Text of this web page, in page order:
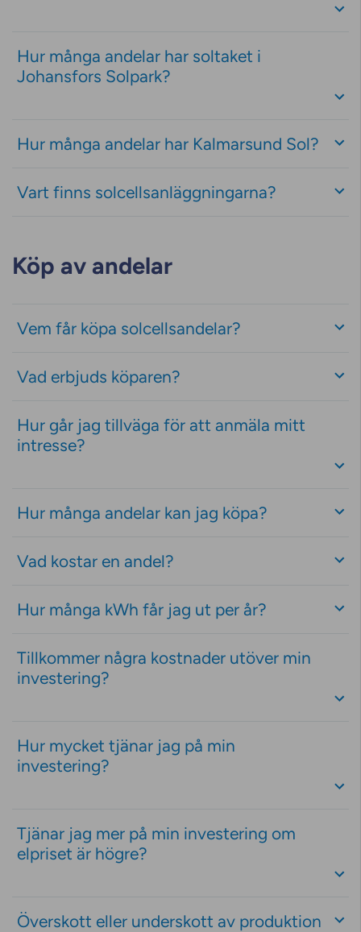
Hur många andelar har soltaket i
Johansfors Solpark?
Hur många andelar har Kalmarsund Sol?
Vart finns solcellsanläggningarna?
Köp av andelar
Vem får köpa solcellsandelar?
Vad erbjuds köparen?
Hur går jag tillväga för att anmäla mitt
intresse?
Hur många andelar kan jag köpa?
Vad kostar en andel?
Hur många kWh får jag ut per år?
Tillkommer några kostnader utöver min
investering?
Hur mycket tjänar jag på min
investering?
Tjänar jag mer på min investering om
elpriset är högre?
Överskott eller underskott av produktion